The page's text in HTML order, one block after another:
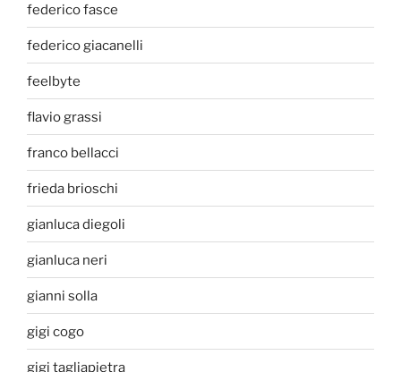
federico fasce
federico giacanelli
feelbyte
flavio grassi
franco bellacci
frieda brioschi
gianluca diegoli
gianluca neri
gianni solla
gigi cogo
gigi tagliapietra